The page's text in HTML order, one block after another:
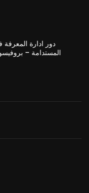
دور ادارة
المستدامة –